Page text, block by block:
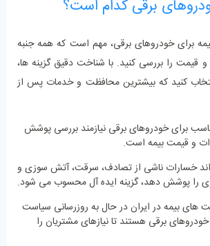
برقی کدام است؟
برای خودروهای برقی، مهم است که همه جنبه‌
را بررسی کنید. با شناخت دقیق گزینه‌ ها،
کنید که بیشترین محافظت و خدمات پس از
برای خودروهای برقی نیازمند بررسی پوشش
و قیمت بیمه است.
خسارات ناشی از تصادف، سرقت، آتش ‌سوزی و
را پوشش دهد، گزینه ایده ‌آل محسوب می ‌شود.
های بیمه در ایران در حال به‌ روزرسانی سیاست‌
برقی هستند تا نیازهای مشتریان را